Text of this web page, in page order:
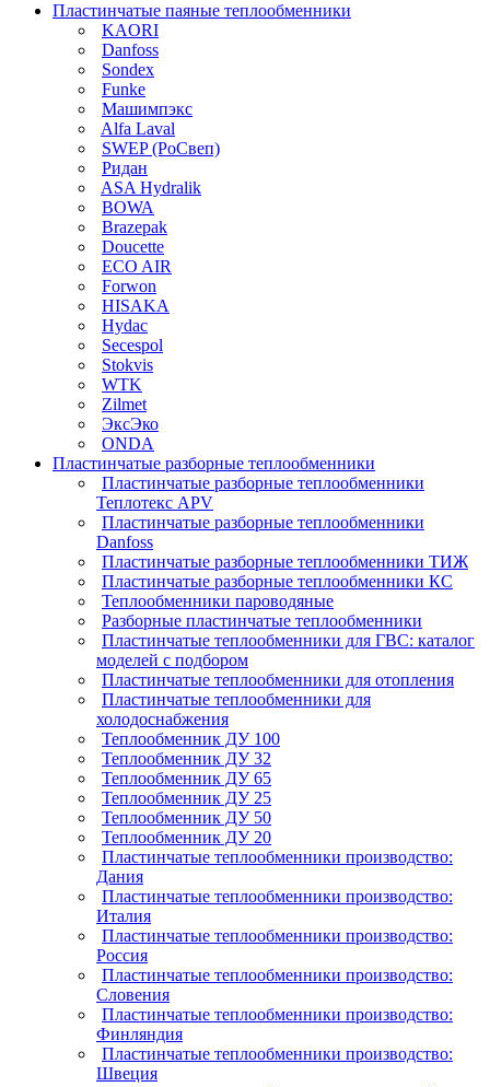
Пластинчатые паяные теплообменники
KAORI
Danfoss
Sondex
Funke
Машимпэкс
Alfa Laval
SWEP (РоСвеп)
Ридан
ASA Hydralik
BOWA
Brazepak
Doucette
ECO AIR
Forwon
HISAKA
Hydac
Secespol
Stokvis
WTK
Zilmet
ЭксЭко
ONDA
Пластинчатые разборные теплообменники
Пластинчатые разборные теплообменники
Теплотекс APV
Пластинчатые разборные теплообменники
Danfoss
Пластинчатые разборные теплообменники ТИЖ
Пластинчатые разборные теплообменники КC
Теплообменники пароводяные
Разборные пластинчатые теплообменники
Пластинчатые теплообменники для ГВС: каталог
моделей с подбором
Пластинчатые теплообменники для отопления
Пластинчатые теплообменники для
холодоснабжения
Теплообменник ДУ 100
Теплообменник ДУ 32
Теплообменник ДУ 65
Теплообменник ДУ 25
Теплообменник ДУ 50
Теплообменник ДУ 20
Пластинчатые теплообменники производство:
Дания
Пластинчатые теплообменники производство:
Италия
Пластинчатые теплообменники производство:
Россия
Пластинчатые теплообменники производство:
Словения
Пластинчатые теплообменники производство:
Финляндия
Пластинчатые теплообменники производство:
Швеция